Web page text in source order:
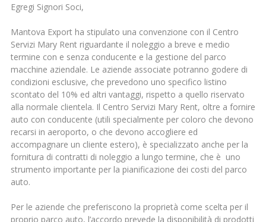
Egregi Signori Soci,
Mantova Export ha stipulato una convenzione con il Centro
Servizi Mary Rent riguardante il noleggio a breve e medio
termine con e senza conducente e la gestione del parco
macchine aziendale. Le aziende associate potranno godere di
condizioni esclusive, che prevedono uno specifico listino
scontato del 10% ed altri vantaggi, rispetto a quello riservato
alla normale clientela. Il Centro Servizi Mary Rent, oltre a fornire
auto con conducente (utili specialmente per coloro che devono
recarsi in aeroporto, o che devono accogliere ed
accompagnare un cliente estero), è specializzato anche per la
fornitura di contratti di noleggio a lungo termine, che è uno
strumento importante per la pianificazione dei costi del parco
auto.
Per le aziende che preferiscono la proprietà come scelta per il
proprio parco auto, l’accordo prevede la disponibilità di prodotti